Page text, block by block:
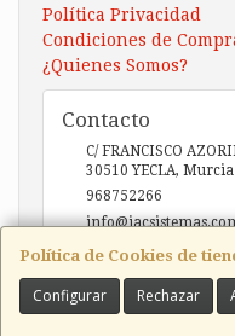
Política de Cookies de
Configurar Rechazar
Política Privacidad
Condiciones de
¿Quienes Somos?
Contacto
C/ FRANCISCO
30510 YECLA, Murcia
968752266
Horario